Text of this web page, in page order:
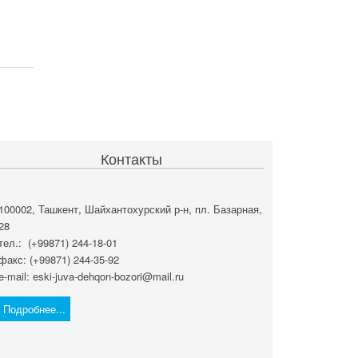
Контакты
100002, Ташкент, Шайхантохурский р-н, пл. Базарная,
(+99871) 244-18-01
(+99871) 244-35-92
mail: eski-juva-dehqon-bozori@mail.ru
Подробнее...